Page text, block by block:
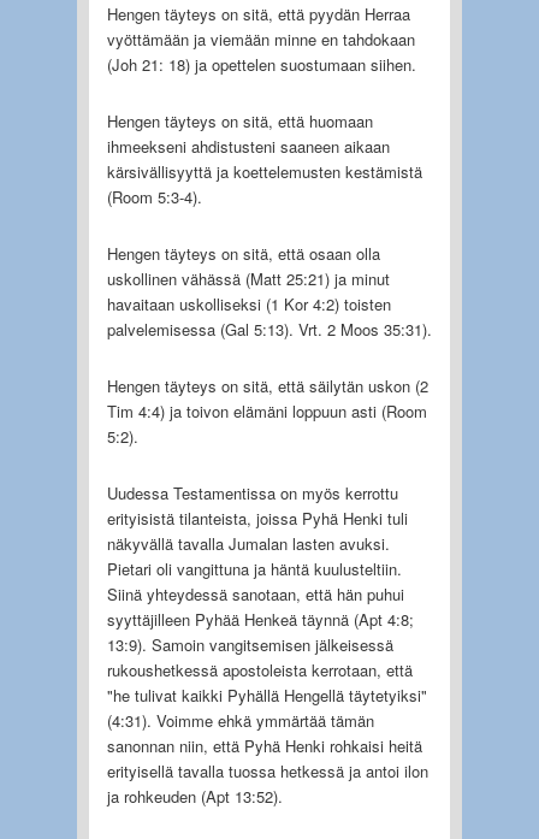
Hengen täyteys on sitä, että pyydän Herraa
vyöttämään ja viemään minne en tahdokaan
(Joh 21: 18) ja opettelen suostumaan siihen.
Hengen täyteys on sitä, että huomaan
ihmeekseni ahdistusteni saaneen aikaan
kärsivällisyyttä ja koettelemusten kestämistä
(Room 5:3-4).
Hengen täyteys on sitä, että osaan olla
uskollinen vähässä (Matt 25:21) ja minut
havaitaan uskolliseksi (1 Kor 4:2) toisten
palvelemisessa (Gal 5:13). Vrt. 2 Moos 35:31).
Hengen täyteys on sitä, että säilytän uskon (2
Tim 4:4) ja toivon elämäni loppuun asti (Room
5:2).
Uudessa Testamentissa on myös kerrottu
erityisistä tilanteista, joissa Pyhä Henki tuli
näkyvällä tavalla Jumalan lasten avuksi.
Pietari oli vangittuna ja häntä kuulusteltiin.
Siinä yhteydessä sanotaan, että hän puhui
syyttäjilleen Pyhää Henkeä täynnä (Apt 4:8;
13:9). Samoin vangitsemisen jälkeisessä
rukoushetkessä apostoleista kerrotaan, että
"he tulivat kaikki Pyhällä Hengellä täytetyiksi"
(4:31). Voimme ehkä ymmärtää tämän
sanonnan niin, että Pyhä Henki rohkaisi heitä
erityisellä tavalla tuossa hetkessä ja antoi ilon
ja rohkeuden (Apt 13:52).